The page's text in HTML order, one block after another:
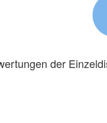
der